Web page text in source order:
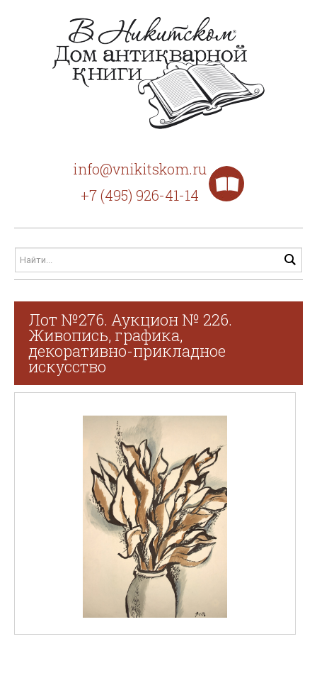
info@vnikitskom.ru
+7 (495) 926-41-14
Лот №276. Аукцион № 226.
Живопись, графика,
декоративно-прикладное
искусство